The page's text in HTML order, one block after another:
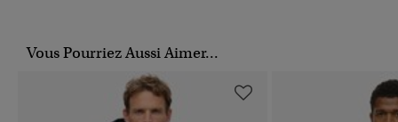
Vous Pourriez Aussi Aimer...